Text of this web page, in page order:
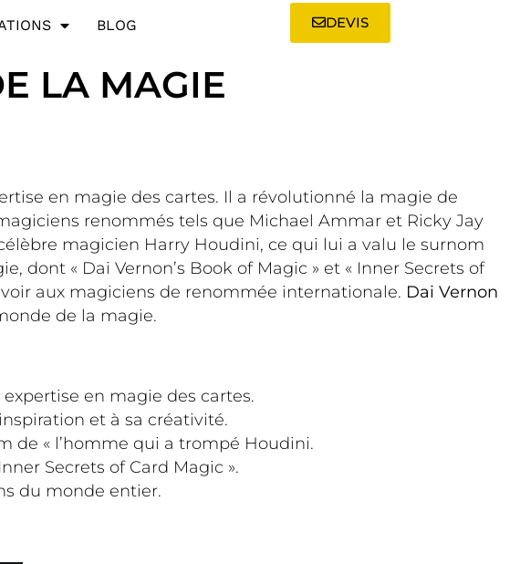
BLOG DEVIS
LA MAGIE
en magie des cartes. Il a révolutionné la magie de
renommés tels que Michael Ammar et Ricky Jay
magicien Harry Houdini, ce qui lui a valu le surnom
dont « Dai Vernon’s Book of Magic » et « Inner Secrets of
aux magiciens de renommée internationale. Dai Vernon
de la magie.
en magie des cartes.
et à sa créativité.
de « l’homme qui a trompé Houdini.
Secrets of Card Magic ».
du monde entier.